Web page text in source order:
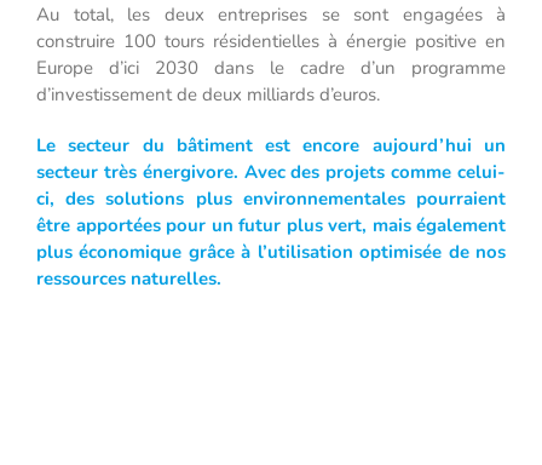
Au total, les deux entreprises se sont engagées à
construire 100 tours résidentielles à énergie positive en
Europe d’ici 2030 dans le cadre d’un programme
d’investissement de deux milliards d’euros.
Le secteur du bâtiment est encore aujourd’hui un
secteur très énergivore. Avec des projets comme celui-
ci, des solutions plus environnementales pourraient
être apportées pour un futur plus vert, mais également
plus économique grâce à l’utilisation optimisée de nos
ressources naturelles.